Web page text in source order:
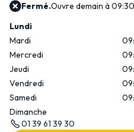
Fermé.Ouvre demain à 09:30
Lundi
Mardi
Mercredi
Jeudi
Vendredi
Samedi
Dimanche
01 39 61 39 30